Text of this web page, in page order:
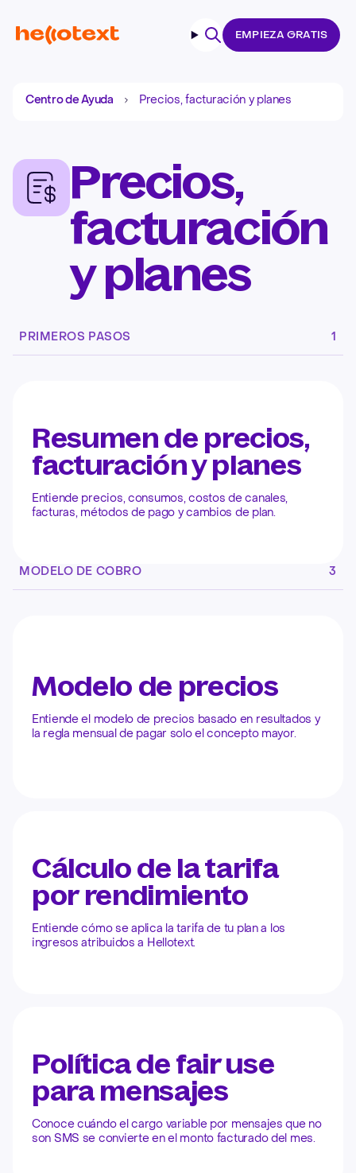
BuscarEMPIEZA GRATIS
Centro de Ayuda Precios, facturación y planes
Precios,
facturación
y planes
PRIMEROS PASOS 1
Resumen de precios,
facturación y planes
Entiende precios, consumos, costos de canales,
facturas, métodos de pago y cambios de plan.
MODELO DE COBRO 3
Modelo de precios
Entiende el modelo de precios basado en resultados y
la regla mensual de pagar solo el concepto mayor.
Cálculo de la tarifa
por rendimiento
Entiende cómo se aplica la tarifa de tu plan a los
ingresos atribuidos a Hellotext.
Política de fair use
para mensajes
Conoce cuándo el cargo variable por mensajes que no
son SMS se convierte en el monto facturado del mes.